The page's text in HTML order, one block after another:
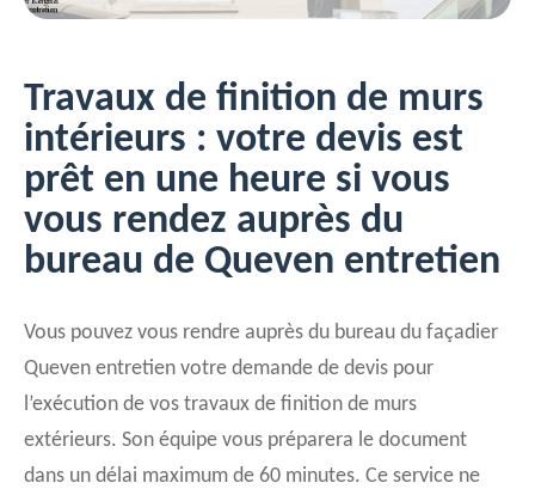
Travaux de finition de murs
intérieurs : votre devis est
prêt en une heure si vous
vous rendez auprès du
bureau de Queven entretien
Vous pouvez vous rendre auprès du bureau du façadier
Queven entretien votre demande de devis pour
l’exécution de vos travaux de finition de murs
extérieurs. Son équipe vous préparera le document
dans un délai maximum de 60 minutes. Ce service ne